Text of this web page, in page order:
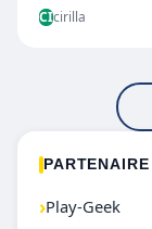
CIcirilla
PARTENAIRE
›Play-Geek